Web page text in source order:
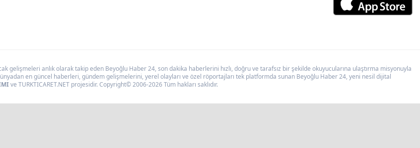
gelişmeleri anlık olarak takip eden Beyoğlu Haber 24, son dakika haberlerini hızlı, doğru ve tarafsız bir şekilde okuyucularına ulaştırma misyonuyla
en güncel haberleri, gündem gelişmelerini, yerel olayları ve özel röportajları tek platformda sunan Beyoğlu Haber 24, yeni nesil dijital
ve TURKTICARET.NET projesidir. Copyright© 2006-2026 Tüm hakları saklıdır.